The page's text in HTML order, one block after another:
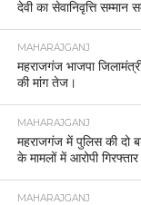
देवी का सेवानिवृत्ति सम्मान
MAHARAJGANJ
महराजगंज भाजपा
की मांग तेज।
MAHARAJGANJ
महराजगंज में पुलिस की दो
के मामलों में आरोपी गिरफ्तार
MAHARAJGANJ